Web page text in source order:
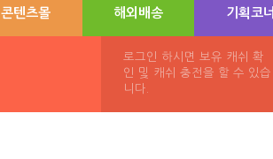
콘텐츠몰 해외배송 기획코너
로그인 하시면 보유 캐쉬 확
인 및 캐쉬 충전을 할 수 있습
니다.